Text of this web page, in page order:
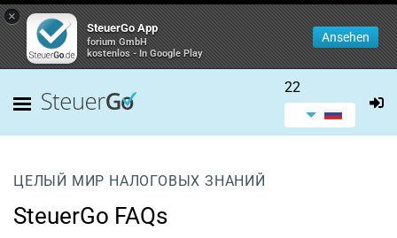
×
SteuerGo App
forium GmbH
kostenlos - In Google Play
Ansehen
22
ЦЕЛЫЙ МИР НАЛОГОВЫХ ЗНАНИЙ
SteuerGo FAQs